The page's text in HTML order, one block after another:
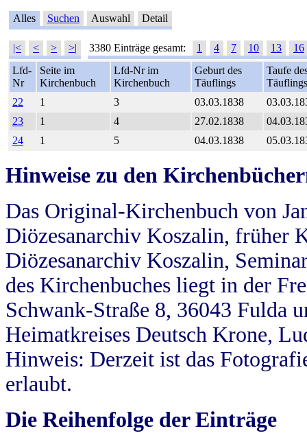
Alles Suchen Auswahl Detail
|< < > >| 3380 Einträge gesamt: 1 4 7 10 13
16
Lfd-
Nr
Seite im
Kirchenbuch
Lfd-Nr im
Kirchenbuch
Geburt des
Täuflings
Taufe
Täuflings
22
1 3 03.03.1838
23
1 4 27.02.1838
24
1 5 04.03.1838
Hinweise zu den
Das Original-Kirchenbuch von
Diözesanarchiv Koszalin, früher
Diözesanarchiv Koszalin,
des Kirchenbuches liegt in der
Schwank-Straße 8, 36043 Fulda
Heimatkreises Deutsch Krone,
Hinweis: Derzeit ist das
erlaubt.
Die Reihenfolge der Einträge